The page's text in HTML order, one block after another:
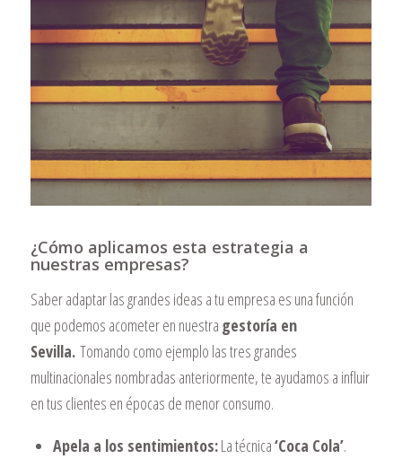
¿Cómo aplicamos esta estrategia a
nuestras empresas?
Saber adaptar las grandes ideas a tu empresa es una función
que podemos acometer en nuestra gestoría en
Sevilla. Tomando como ejemplo las tres grandes
multinacionales nombradas anteriormente, te ayudamos a influir
en tus clientes en épocas de menor consumo.
Apela a los sentimientos:La técnica‘Coca Cola’.